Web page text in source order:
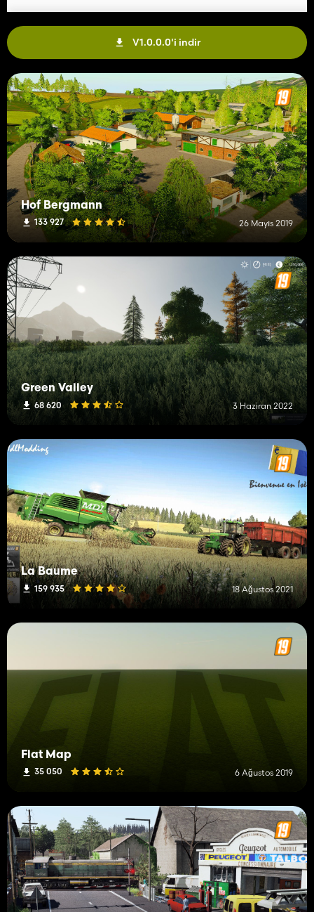
V1.0.0.0'i indir
Hof Bergmann
133 927 26 Mayıs 2019
Green Valley
68 620 3 Haziran 2022
La Baume
159 935 18 Ağustos 2021
Flat Map
35 050 6 Ağustos 2019